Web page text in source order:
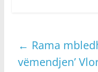
← Rama
vëmendjen’